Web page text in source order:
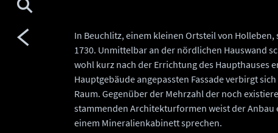
In Beuchlitz, einem kleinen Ortsteil von
1730. Unmittelbar an der nördlichen Hauswand
wohl kurz nach der Errichtung des Haupthauses
Hauptgebäude angepassten Fassade verbirgt
Raum. Gegenüber der Mehrzahl der noch
stammenden Architekturformen weist der
einem Mineralienkabinett sprechen.